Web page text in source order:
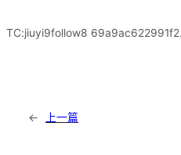
TC:jiuyi9follow8
← 上一篇